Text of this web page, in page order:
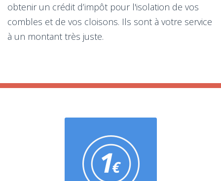
obtenir un crédit d’impôt pour l'isolation de vos
combles et de vos cloisons. Ils sont à votre service
à un montant très juste.